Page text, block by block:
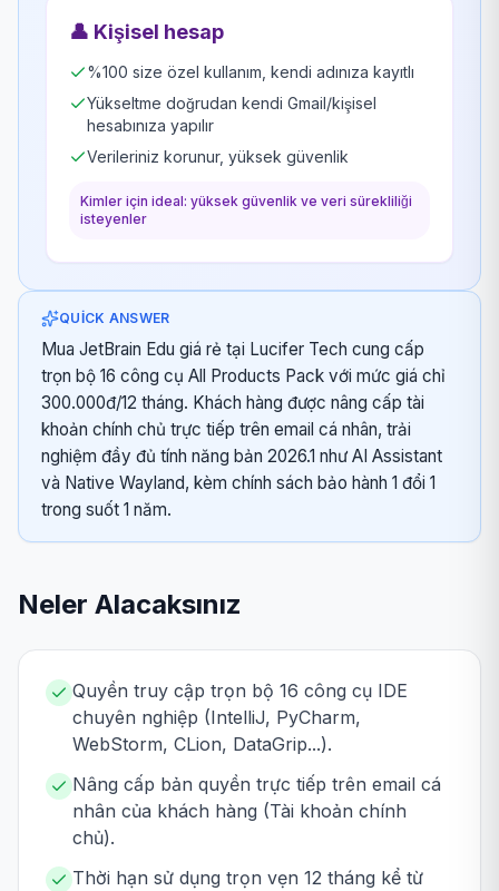
👤 Kişisel hesap
%100 size özel kullanım, kendi adınıza kayıtlı
Yükseltme doğrudan kendi Gmail/kişisel
hesabınıza yapılır
Verileriniz korunur, yüksek güvenlik
Kimler için ideal: yüksek güvenlik ve veri sürekliliği
isteyenler
QUICK ANSWER
Mua JetBrain Edu giá rẻ tại Lucifer Tech cung cấp
trọn bộ 16 công cụ All Products Pack với mức giá chỉ
300.000đ/12 tháng. Khách hàng được nâng cấp tài
khoản chính chủ trực tiếp trên email cá nhân, trải
nghiệm đầy đủ tính năng bản 2026.1 như AI Assistant
và Native Wayland, kèm chính sách bảo hành 1 đổi 1
trong suốt 1 năm.
Neler Alacaksınız
Quyền truy cập trọn bộ 16 công cụ IDE
chuyên nghiệp (IntelliJ, PyCharm,
WebStorm, CLion, DataGrip...).
Nâng cấp bản quyền trực tiếp trên email cá
nhân của khách hàng (Tài khoản chính
chủ).
Thời hạn sử dụng trọn vẹn 12 tháng kể từ